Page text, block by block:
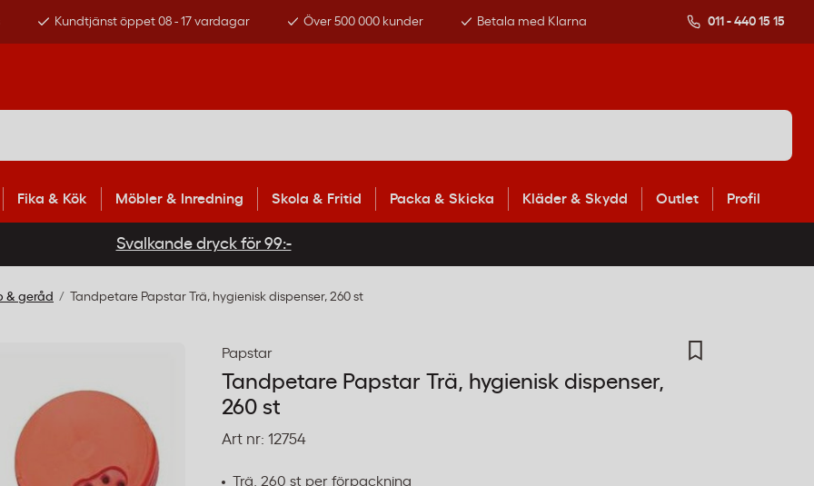
Kundtjänst öppet 08 - 17 vardagar Över 500 000 kunder Betala med Klarna 011 - 440 15 15
Fika & Kök Möbler & Inredning Skola & Fritid Packa & Skicka Kläder & Skydd Outlet Profil
Svalkande dryck för 99:-
& geråd Tandpetare Papstar Trä, hygienisk dispenser, 260 st
Papstar
Tandpetare Papstar Trä, hygienisk dispenser,
260 st
Art nr: 12754
Trä, 260 st per förpackning